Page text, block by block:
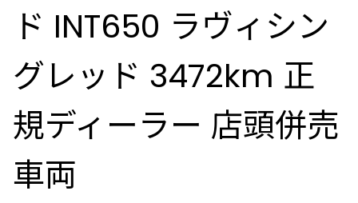
ド INT650 ラヴィシン
グレッド 3472km 正
規ディーラー 店頭併売
車両